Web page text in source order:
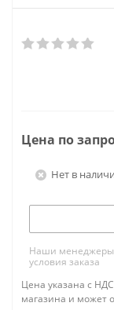
Цена по
Нет в
Наши менеджеры
условия заказа
Цена указана с
магазина и может